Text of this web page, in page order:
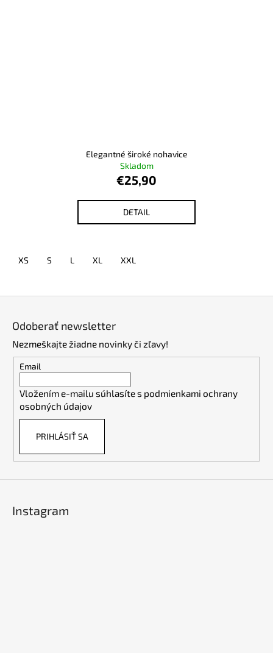
Elegantné široké nohavice
Skladom
€25,90
DETAIL
XS S L XL XXL
Odoberať newsletter
Nezmeškajte žiadne novinky či zľavy!
Email
Vložením e-mailu súhlasíte s podmienkami ochrany
osobných údajov
PRIHLÁSIŤ SA
Instagram